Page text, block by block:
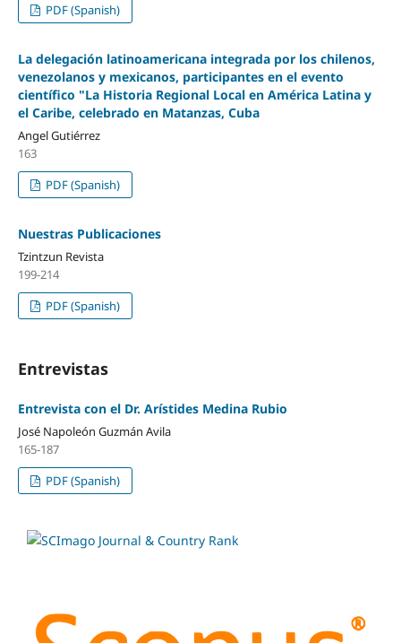
PDF (Spanish)
La delegación latinoamericana integrada por los chilenos,
venezolanos y mexicanos, participantes en el evento
científico "La Historia Regional Local en América Latina y
el Caribe, celebrado en Matanzas, Cuba
Angel Gutiérrez
163
PDF (Spanish)
Nuestras Publicaciones
Tzintzun Revista
199-214
PDF (Spanish)
Entrevistas
Entrevista con el Dr. Arístides Medina Rubio
José Napoleón Guzmán Avila
165-187
PDF (Spanish)